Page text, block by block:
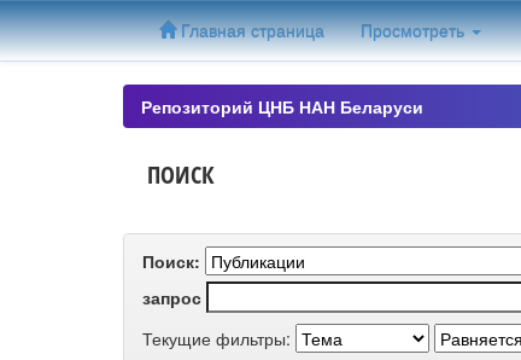
Skip
navigation
Главная страница Просмотреть
Репозиторий ЦНБ НАН Беларуси
ПОИСК
Поиск:
запрос
Текущие фильтры: